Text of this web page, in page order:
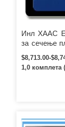
Инл ХААС
за сечење
ЦЕ ИСО
$8,713.00-
1,0 комплета